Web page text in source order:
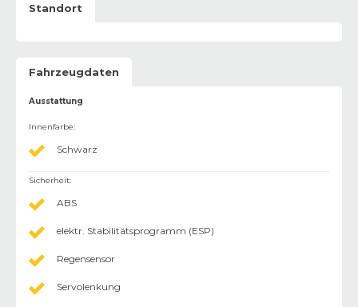
Standort
Fahrzeugdaten
Ausstattung
Innenfarbe:
Schwarz
Sicherheit:
ABS
elektr. Stabilitätsprogramm (ESP)
Regensensor
Servolenkung